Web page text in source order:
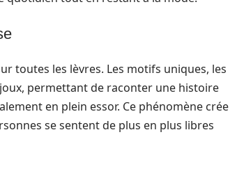
toutes les lèvres. Les motifs uniques, les
permettant de raconter une histoire
en plein essor. Ce phénomène crée
se sentent de plus en plus libres